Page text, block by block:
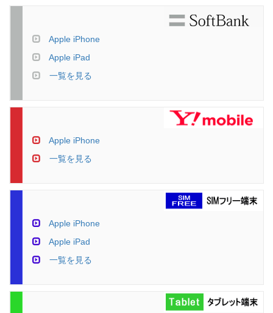
Apple iPhone
Apple iPad
一覧を見る
Apple iPhone
一覧を見る
Apple iPhone
Apple iPad
一覧を見る